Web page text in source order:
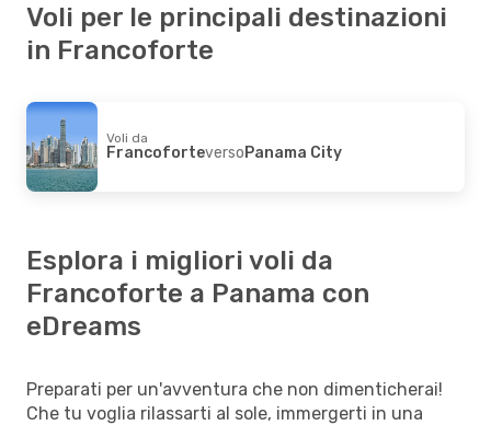
Voli per le principali destinazioni
in Francoforte
Voli da
FrancoforteversoPanama City
Esplora i migliori voli da
Francoforte a Panama con
eDreams
Preparati per un'avventura che non dimenticherai!
Che tu voglia rilassarti al sole, immergerti in una